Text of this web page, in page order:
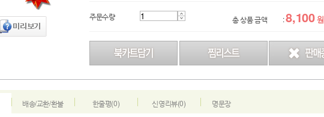
주문수량 총 상품 금액 :8,100원
배송/교환/환불 한줄평(0) 신영리뷰(0) 명문장